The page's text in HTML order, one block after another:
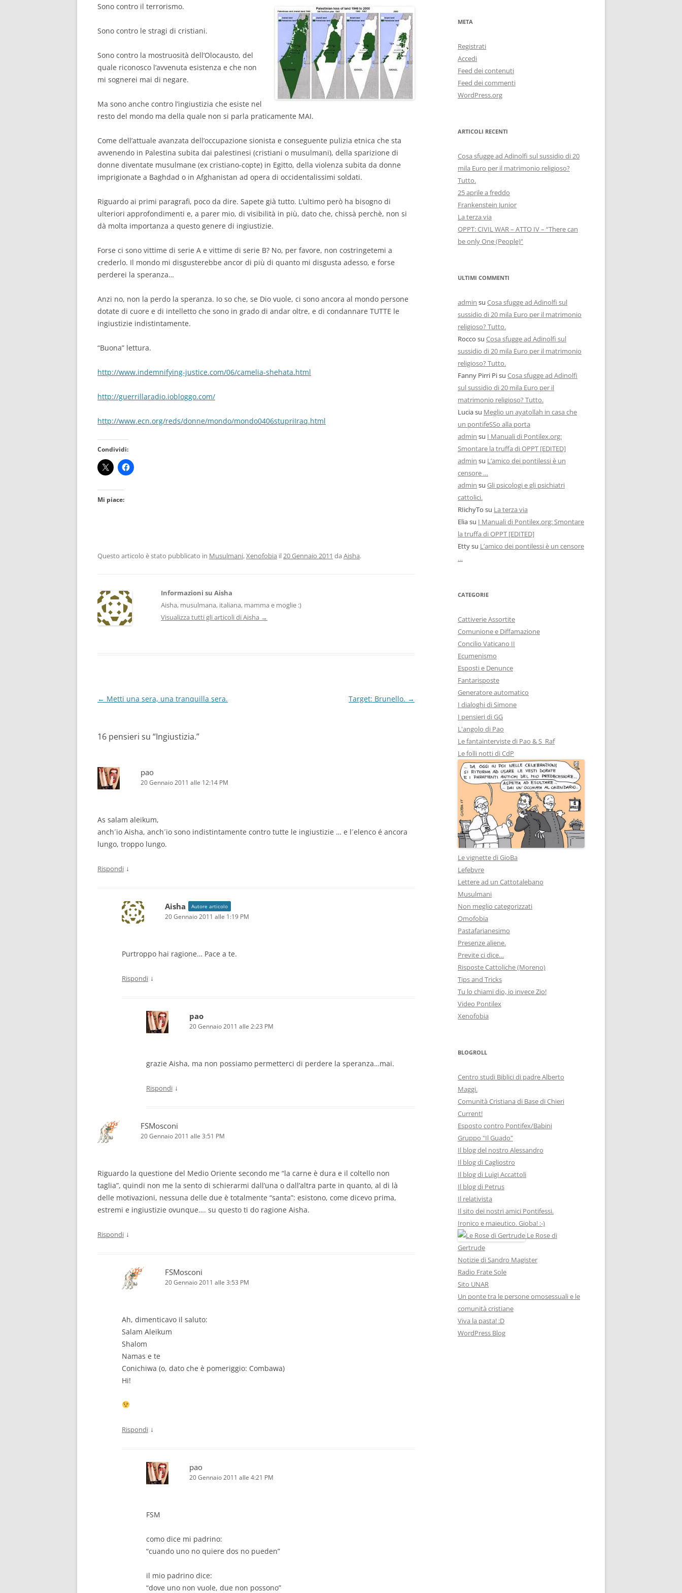
Sono contro il terrorismo.
Sono contro le stragi di cristiani.
Sono contro la mostruosità dell’Olocausto, del
quale riconosco l’avvenuta esistenza e che non
mi sognerei mai di negare.
Ma sono anche contro l’ingiustizia che esiste nel
resto del mondo ma della quale non si parla praticamente MAI.
Come dell’attuale avanzata dell’occupazione sionista e conseguente pulizia etnica che sta
avvenendo in Palestina subita dai palestinesi (cristiani o musulmani), della sparizione di
donne diventate musulmane (ex cristiano-copte) in Egitto, della violenza subita da donne
imprigionate a Baghdad o in Afghanistan ad opera di occidentalissimi soldati.
Riguardo ai primi paragrafi, poco da dire. Sapete già tutto. L’ultimo però ha bisogno di
ulteriori approfondimenti e, a parer mio, di visibilità in più, dato che, chissà perchè, non si
dà molta importanza a questo genere di ingiustizie.
Forse ci sono vittime di serie A e vittime di serie B? No, per favore, non costringetemi a
crederlo. Il mondo mi disgusterebbe ancor di più di quanto mi disgusta adesso, e forse
perderei la speranza…
Anzi no, non la perdo la speranza. Io so che, se Dio vuole, ci sono ancora al mondo persone
dotate di cuore e di intelletto che sono in grado di andar oltre, e di condannare TUTTE le
ingiustizie indistintamente.
“Buona” lettura.
http://www.indemnifying-justice.com/06/camelia-shehata.html
http://guerrillaradio.iobloggo.com/
http://www.ecn.org/reds/donne/mondo/mondo0406stupriIraq.html
Condividi:
Mi piace:
Questo articolo è stato pubblicato in Musulmani,Xenofobia il20 Gennaio 2011 da Aisha.
Informazioni su Aisha
Aisha, musulmana, italiana, mamma e moglie :)
Visualizza tutti gli articoli di Aisha →
Navigazione
← Metti una sera, una tranquilla sera. Target: Brunello. →
16 pensieri su “Ingiustizia.”
pao
20 Gennaio 2011 alle 12:14 PM
As salam aleikum,
anch´io Aisha, anch´io sono indistintamente contro tutte le ingiustizie … e l´elenco é ancora
lungo, troppo lungo.
Rispondi ↓
Aisha Autore articolo
20 Gennaio 2011 alle 1:19 PM
Purtroppo hai ragione… Pace a te.
Rispondi ↓
pao
20 Gennaio 2011 alle 2:23 PM
grazie Aisha, ma non possiamo permetterci di perdere la speranza…mai.
Rispondi ↓
FSMosconi
20 Gennaio 2011 alle 3:51 PM
Riguardo la questione del Medio Oriente secondo me “la carne è dura e il coltello non
taglia”, quindi non me la sento di schierarmi dall’una o dall’altra parte in quanto, al di là
delle motivazioni, nessuna delle due è totalmente “santa”: esistono, come dicevo prima,
estremi e ingiustizie ovunque…. su questo ti do ragione Aisha.
Rispondi ↓
FSMosconi
20 Gennaio 2011 alle 3:53 PM
Ah, dimenticavo il saluto:
Salam Aleikum
Shalom
Namas e te
Conichiwa (o, dato che è pomeriggio: Combawa)
Hi!
Rispondi ↓
pao
20 Gennaio 2011 alle 4:21 PM
FSM
como dice mi padrino:
“cuando uno no quiere dos no pueden”
il mio padrino dice:
“dove uno non vuole, due non possono”
META
Registrati
Accedi
Feed dei contenuti
Feed dei commenti
WordPress.org
ARTICOLI RECENTI
Cosa sfugge ad Adinolfi sul sussidio di 20
mila Euro per il matrimonio religioso?
Tutto.
25 aprile a freddo
Frankenstein Junior
La terza via
OPPT: CIVIL WAR – ATTO IV – “There can
be only One (People)”
ULTIMI COMMENTI
admin su Cosa sfugge ad Adinolfi sul
sussidio di 20 mila Euro per il matrimonio
religioso? Tutto.
Rocco su Cosa sfugge ad Adinolfi sul
sussidio di 20 mila Euro per il matrimonio
religioso? Tutto.
Fanny Pirri Pisu Cosa sfugge ad Adinolfi
sul sussidio di 20 mila Euro per il
matrimonio religioso? Tutto.
Luciasu Meglio un ayatollah in casa che
un pontifeSSo alla porta
admin su I Manuali di Pontilex.org:
Smontare la truffa di OPPT [EDITED]
admin su L’amico dei pontilessi è un
censore …
admin su Gli psicologi e gli psichiatri
cattolici.
RIichyTo su La terza via
Eliasu I Manuali di Pontilex.org: Smontare
la truffa di OPPT [EDITED]
Ettysu L’amico dei pontilessi è un censore
…
CATEGORIE
Cattiverie Assortite
Comunione e Diffamazione
Concilio Vaticano II
Ecumenismo
Esposti e Denunce
Fantarisposte
Generatore automatico
I dialoghi di Simone
I pensieri di GG
L'angolo di Pao
Le fantainterviste di Pao & S_Raf
Le folli notti di CdP
Le vignette di GioBa
Lefebvre
Lettere ad un Cattotalebano
Musulmani
Non meglio categorizzati
Omofobia
Pastafarianesimo
Presenze aliene.
Previte ci dice…
Risposte Cattoliche (Moreno)
Tips and Tricks
Tu lo chiami dio, io invece Zio!
Video Pontilex
Xenofobia
BLOGROLL
Centro studi Biblici di padre Alberto
Maggi.
Comunità Cristiana di Base di Chieri
Current!
Esposto contro Pontifex/Babini
Gruppo "Il Guado"
Il blog del nostro Alessandro
Il blog di Cagliostro
Il blog di Luigi Accattoli
Il blog di Petrus
Il relativista
Il sito dei nostri amici Pontifessi.
Ironico e maieutico. Gioba! :-)
Le Rose di
Gertrude
Notizie di Sandro Magister
Radio Frate Sole
Sito UNAR
Un ponte tra le persone omosessuali e le
comunità cristiane
Viva la pasta! :D
WordPress Blog